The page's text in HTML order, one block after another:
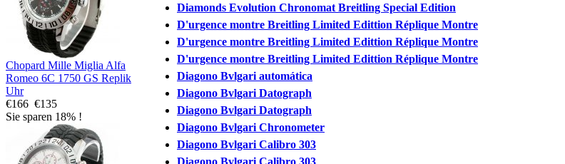
Chopard Mille Miglia Alfa
Romeo 6C 1750 GS Replik
Uhr
€166 €135
Sie sparen 18% !
Diamonds Evolution Chronomat Breitling Special Edition
D'urgence montre Breitling Limited Edittion Réplique Montre
D'urgence montre Breitling Limited Edittion Réplique Montre
D'urgence montre Breitling Limited Edittion Réplique Montre
Diagono Bvlgari automática
Diagono Bvlgari Datograph
Diagono Bvlgari Datograph
Diagono Bvlgari Chronometer
Diagono Bvlgari Calibro 303
Diagono Bvlgari Calibro 303